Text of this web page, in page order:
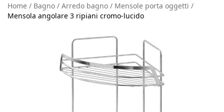
Home Bagno Arredo bagno
Mensole porta oggetti
Mensola angolare 3 ripiani cromo-lucido